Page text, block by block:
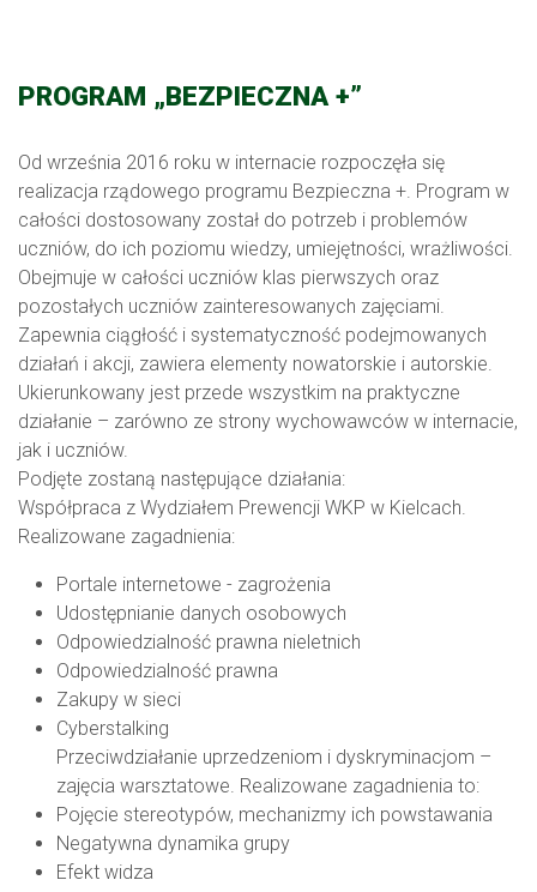
PROGRAM „BEZPIECZNA +”
Od września 2016 roku w internacie rozpoczęła się
realizacja rządowego programu Bezpieczna +. Program w
całości dostosowany został do potrzeb i problemów
uczniów, do ich poziomu wiedzy, umiejętności, wrażliwości.
Obejmuje w całości uczniów klas pierwszych oraz
pozostałych uczniów zainteresowanych zajęciami.
Zapewnia ciągłość i systematyczność podejmowanych
działań i akcji, zawiera elementy nowatorskie i autorskie.
Ukierunkowany jest przede wszystkim na praktyczne
działanie – zarówno ze strony wychowawców w internacie,
jak i uczniów.
Podjęte zostaną następujące działania:
Współpraca z Wydziałem Prewencji WKP w Kielcach.
Realizowane zagadnienia:
Portale internetowe - zagrożenia
Udostępnianie danych osobowych
Odpowiedzialność prawna nieletnich
Odpowiedzialność prawna
Zakupy w sieci
Cyberstalking
Przeciwdziałanie uprzedzeniom i dyskryminacjom –
zajęcia warsztatowe. Realizowane zagadnienia to:
Pojęcie stereotypów, mechanizmy ich powstawania
Negatywna dynamika grupy
Efekt widza